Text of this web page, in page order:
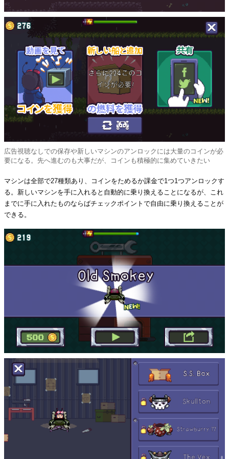
広告視聴なしでの保存や新しいマシンのアンロックには大量のコインが必
要になる。先へ進むのも大事だが、コインも積極的に集めていきたい
マシンは全部で27種類あり、コインをためるか課金で1つ1つアンロックす
る。新しいマシンを手に入れると自動的に乗り換えることになるが、これ
までに手に入れたものならばチェックポイントで自由に乗り換えることが
できる。